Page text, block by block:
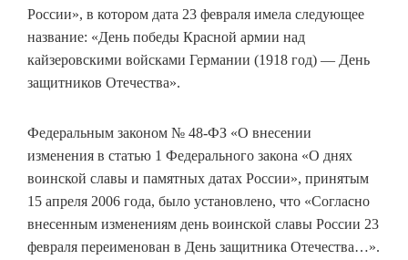
России», в котором дата 23 февраля имела следующее
название: «День победы Красной армии над
кайзеровскими войсками Германии (1918 год) — День
защитников Отечества».
Федеральным законом № 48-ФЗ «О внесении
изменения в статью 1 Федерального закона «О днях
воинской славы и памятных датах России», принятым
15 апреля 2006 года, было установлено, что «Согласно
внесенным изменениям день воинской славы России 23
февраля переименован в День защитника Отечества…».